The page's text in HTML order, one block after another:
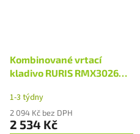
Kombinované vrtací
kladivo RURIS RMX3026
1-3 týdny
2 094 Kč bez DPH
2 534 Kč